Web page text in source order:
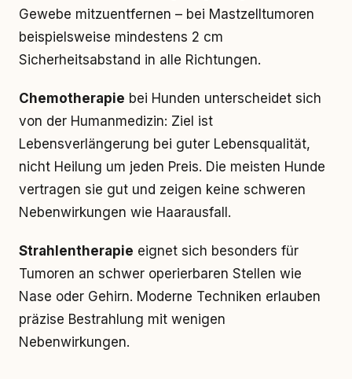
Gewebe mitzuentfernen – bei Mastzelltumoren
beispielsweise mindestens 2 cm
Sicherheitsabstand in alle Richtungen.
Chemotherapie bei Hunden unterscheidet sich
von der Humanmedizin: Ziel ist
Lebensverlängerung bei guter Lebensqualität,
nicht Heilung um jeden Preis. Die meisten Hunde
vertragen sie gut und zeigen keine schweren
Nebenwirkungen wie Haarausfall.
Strahlentherapie eignet sich besonders für
Tumoren an schwer operierbaren Stellen wie
Nase oder Gehirn. Moderne Techniken erlauben
präzise Bestrahlung mit wenigen
Nebenwirkungen.